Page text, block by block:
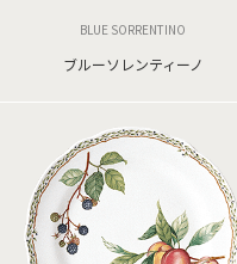
BLUE SORRENTINO
ブルーソレンティーノ